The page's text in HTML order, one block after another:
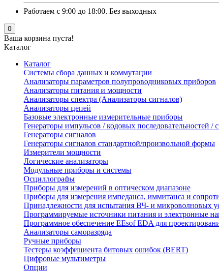
Работаем с 9:00 до 18:00. Без выходных
0
Ваша корзина пуста!
Каталог
Каталог
Cистемы сбора данных и коммутации
Анализаторы параметров полупроводниковых приборов
Анализаторы питания и мощности
Анализаторы спектра (Анализаторы сигналов)
Анализаторы цепей
Базовые электронные измерительные приборы
Генераторы импульсов / кодовых последовательностей
Генераторы сигналов
Генераторы сигналов стандартной/произвольной формы
Измерители мощности
Логические анализаторы
Модульные приборы и системы
Осциллографы
Приборы для измерений в оптическом диапазоне
Приборы для измерения импеданса, иммитанса и
Принадлежности для испытания ВЧ- и микроволновых
Программируемые источники питания и электронные
Программное обеспечение EEsof EDA для
Анализаторы саморазряда
Ручные приборы
Тестеры коэффициента битовых ошибок (BERT)
Цифровые мультиметры
Опции